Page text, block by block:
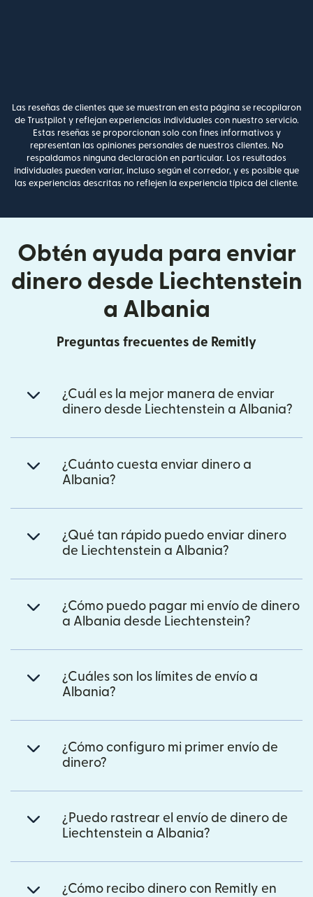
Las reseñas de clientes que se muestran en esta página se recopilaron
de Trustpilot y reflejan experiencias individuales con nuestro servicio.
Estas reseñas se proporcionan solo con fines informativos y
representan las opiniones personales de nuestros clientes. No
respaldamos ninguna declaración en particular. Los resultados
individuales pueden variar, incluso según el corredor, y es posible que
las experiencias descritas no reflejen la experiencia típica del cliente.
Obtén ayuda para enviar
dinero desde Liechtenstein
a Albania
Preguntas frecuentes de Remitly
¿Cuál es la mejor manera de enviar
dinero desde Liechtenstein a Albania?
¿Cuánto cuesta enviar dinero a
Albania?
¿Qué tan rápido puedo enviar dinero
de Liechtenstein a Albania?
¿Cómo puedo pagar mi envío de dinero
a Albania desde Liechtenstein?
¿Cuáles son los límites de envío a
Albania?
¿Cómo configuro mi primer envío de
dinero?
¿Puedo rastrear el envío de dinero de
Liechtenstein a Albania?
¿Cómo recibo dinero con Remitly en